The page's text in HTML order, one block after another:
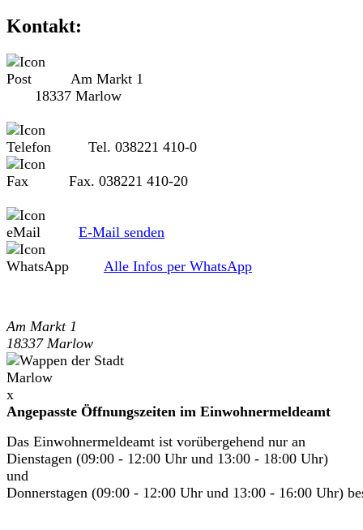
Kontakt:
Am Markt 1
18337 Marlow
Tel. 038221 410-0
Fax. 038221 410-20
E-Mail senden
Alle Infos per WhatsApp
Am Markt 1
18337 Marlow
x
Angepasste Öffnungszeiten im Einwohnermeldeamt
Das Einwohnermeldeamt ist vorübergehend nur an
Dienstagen (09:00 - 12:00 Uhr und 13:00 - 18:00 Uhr)
und
Donnerstagen (09:00 - 12:00 Uhr und 13:00 - 16:00 Uhr)